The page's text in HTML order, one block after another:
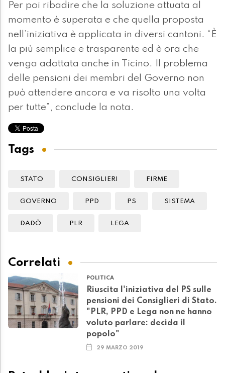
Per poi ribadire che la soluzione attuata al
momento è superata e che quella proposta
nell’iniziativa è applicata in diversi cantoni. “È
la più semplice e trasparente ed è ora che
venga adottata anche in Ticino. Il problema
delle pensioni dei membri del Governo non
può attendere ancora e va risolto una volta
per tutte”, conclude la nota.
Tags
STATO CONSIGLIERI FIRME
GOVERNO PPD PS SISTEMA
DADÒ PLR LEGA
Correlati
POLITICA
Riuscita l'iniziativa del PS sulle
pensioni dei Consiglieri di Stato.
"PLR, PPD e Lega non ne hanno
voluto parlare: decida il
popolo"
29 MARZO 2019